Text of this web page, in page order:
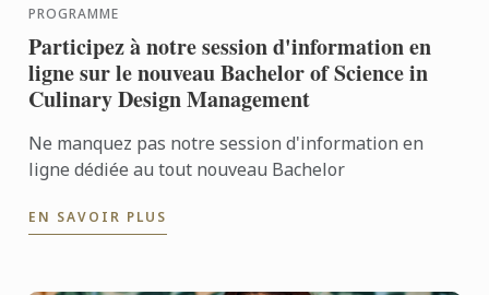
PROGRAMME
Participez à notre session d'information en
ligne sur le nouveau Bachelor of Science in
Culinary Design Management
Ne manquez pas notre session d'information en
ligne dédiée au tout nouveau Bachelor
EN SAVOIR PLUS